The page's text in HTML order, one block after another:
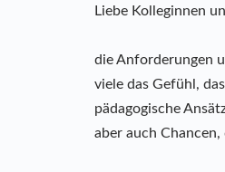
Liebe Kolleginnen
die Anforderungen
viele das Gefühl,
pädagogische
aber auch